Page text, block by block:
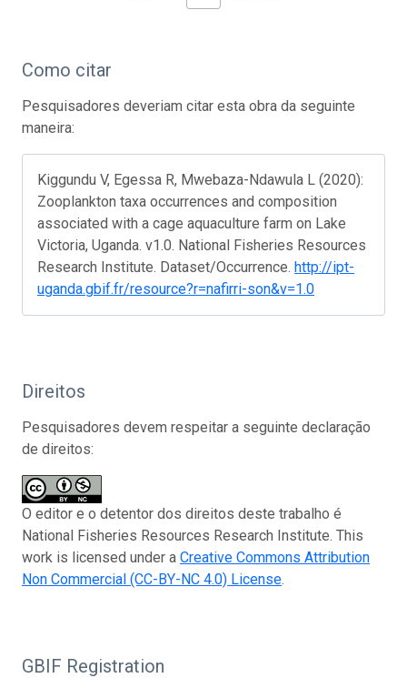
Como citar
Pesquisadores deveriam citar esta obra da seguinte
maneira:
Kiggundu V, Egessa R, Mwebaza-Ndawula L (2020):
Zooplankton taxa occurrences and composition
associated with a cage aquaculture farm on Lake
Victoria, Uganda. v1.0. National Fisheries Resources
Research Institute. Dataset/Occurrence. http://ipt-
uganda.gbif.fr/resource?r=nafirri-son&v=1.0
Direitos
Pesquisadores devem respeitar a seguinte declaração
de direitos:
O editor e o detentor dos direitos deste trabalho é
National Fisheries Resources Research Institute. This
work is licensed under a Creative Commons Attribution
Non Commercial (CC-BY-NC 4.0) License.
GBIF Registration